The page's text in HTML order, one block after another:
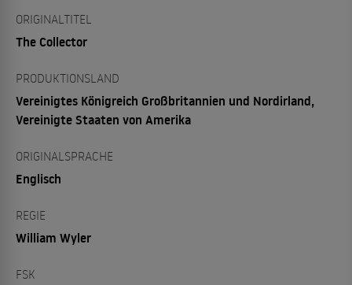
ORIGINALTITEL
The Collector
PRODUKTIONSLAND
Vereinigtes Königreich Großbritannien und Nordirland,
Vereinigte Staaten von Amerika
ORIGINALSPRACHE
Englisch
REGIE
William Wyler
FSK